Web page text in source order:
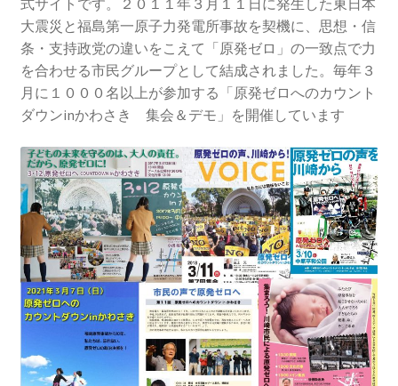
原発ゼロ金曜日行動 inかわさき
2013.3.10 第２回原発ゼロへのカウントダウンinかわ
さき 集会
2014.3.16 第３回原発ゼロへのカウントダウンinかわ
さき 集会
2014.10.13 「今こそ９条inかわさき」大集会 第二分
科会【原発は人権問題だ】 福島からの発言
2022.3.13 第11回原発ゼロへのカウントダウンinかわ
さき 集会
2015.3.8 第4回原発ゼロへのカウントダウンinかわさ
き 集会
式サイトです。２０１１年３月１１日に発生した東日本
大震災と福島第一原子力発電所事故を契機に、思想・信
条・支持政党の違いをこえて「原発ゼロ」の一致点で力
を合わせる市民グループとして結成されました。毎年３
月に１０００名以上が参加する「原発ゼロへのカウント
ダウンinかわさき 集会＆デモ」を開催しています